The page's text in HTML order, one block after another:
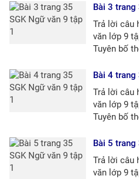
Bài 3 trang
Trả lời câu
văn lớp 9
Tuyên bố
Bài 4 trang
Trả lời câu
văn lớp 9
Tuyên bố
Bài 5 trang
Trả lời câu
văn lớp 9